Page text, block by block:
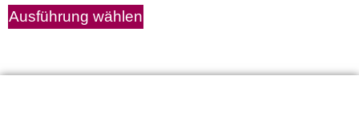
Ausführung wählen